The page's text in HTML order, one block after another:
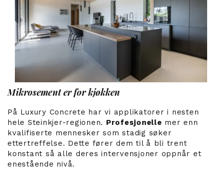
Mikrosement er for kjøkken
På Luxury Concrete har vi applikatorer i nesten
hele Steinkjer-regionen. Profesjonelle mer enn
kvalifiserte mennesker som stadig søker
ettertreffelse. Dette fører dem til å bli trent
konstant så alle deres intervensjoner oppnår et
enestående nivå.